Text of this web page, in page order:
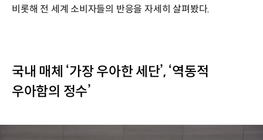
비롯해 전 세계 소비자들의 반응을 자세히 살펴봤다.
국내 매체 ‘가장 우아한 세단’, ‘역동적
우아함의 정수’